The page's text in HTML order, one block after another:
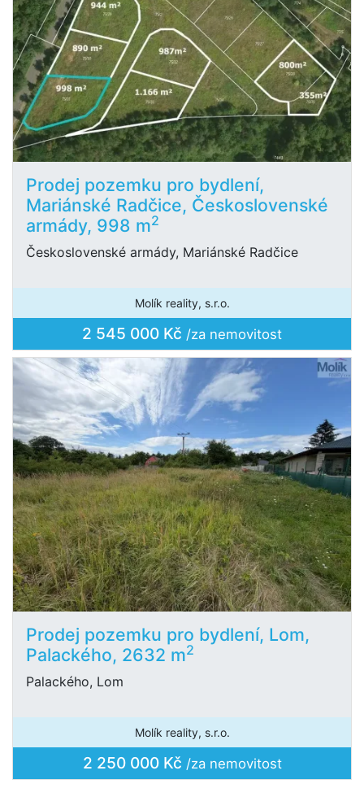
Prodej pozemku pro bydlení,
Mariánské Radčice, Československé
armády, 998 m2
Československé armády, Mariánské Radčice
Molík reality, s.r.o.
2 545 000 Kč /za nemovitost
Prodej pozemku pro bydlení, Lom,
Palackého, 2632 m2
Palackého, Lom
Molík reality, s.r.o.
2 250 000 Kč /za nemovitost